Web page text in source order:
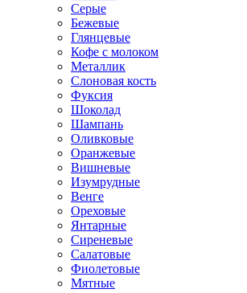
Серые
Бежевые
Глянцевые
Кофе с молоком
Металлик
Слоновая кость
Фуксия
Шоколад
Шампань
Оливковые
Оранжевые
Вишневые
Изумрудные
Венге
Ореховые
Янтарные
Сиреневые
Салатовые
Фиолетовые
Мятные